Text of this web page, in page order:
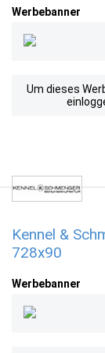
Werbebanner
Um dieses
Kennel &
728x90
Werbebanner